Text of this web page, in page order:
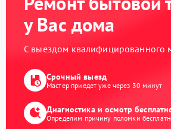
у Вас дома
С выездом квалифицированного
Срочный выезд
Мастер приедет уже через 30 минут
Диагностика и осмотр
Определим причину поломки